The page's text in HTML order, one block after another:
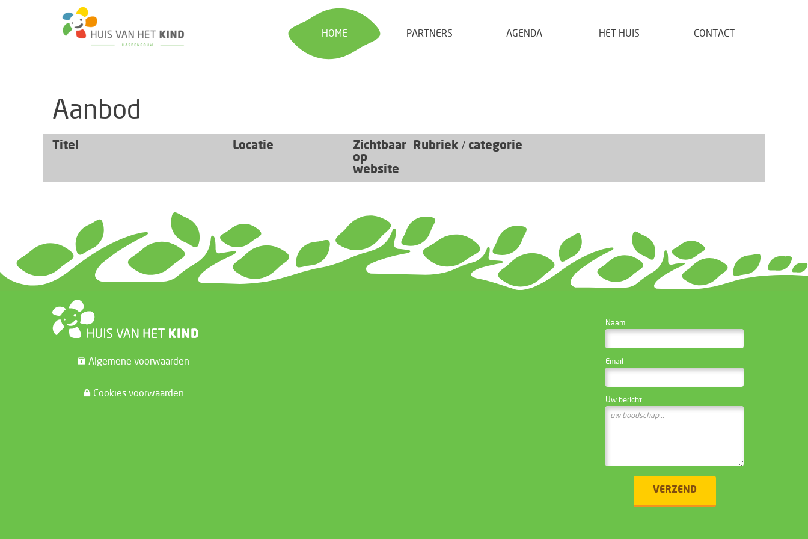
HOME PARTNERS AGENDA HET HUIS CONTACT
Aanbod
Titel Locatie
Zichtbaar
op
website
Rubriek / categorie
Algemene voorwaarden
Cookies voorwaarden
WEBSITE BEHEERDER
Naam
Email
Uw bericht
VERZEND